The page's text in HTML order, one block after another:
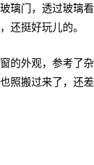
璃门，透过玻璃
还挺好玩儿的。
的外观，参考了
照搬过来了，还